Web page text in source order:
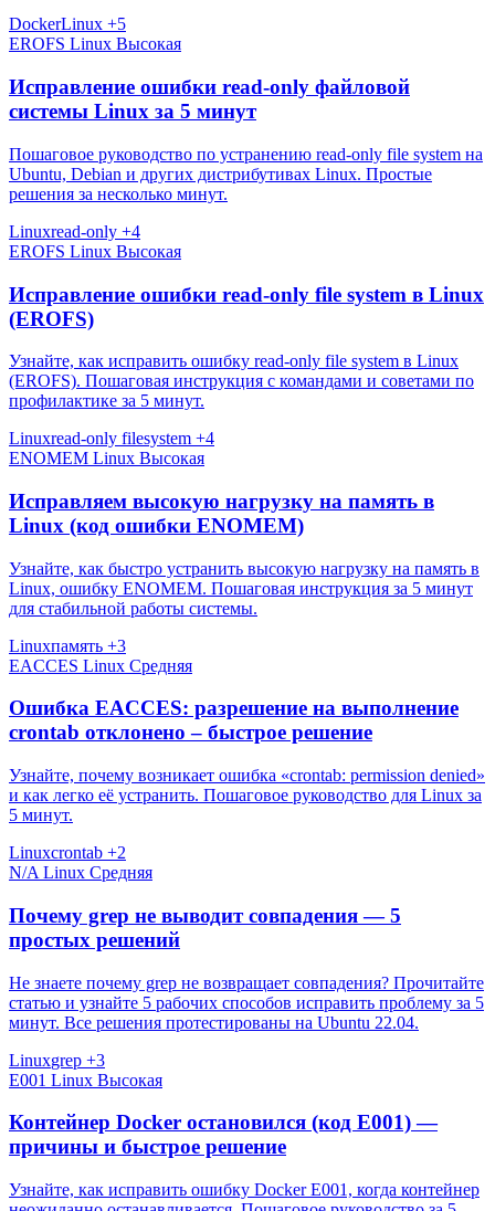
DockerLinux +5
EROFS Linux Высокая
Исправление ошибки read-only файловой
системы Linux за 5 минут
Пошаговое руководство по устранению read-only file system на
Ubuntu, Debian и других дистрибутивах Linux. Простые
решения за несколько минут.
Linuxread-only +4
EROFS Linux Высокая
Исправление ошибки read-only file system в Linux
(EROFS)
Узнайте, как исправить ошибку read-only file system в Linux
(EROFS). Пошаговая инструкция с командами и советами по
профилактике за 5 минут.
Linuxread-only filesystem +4
ENOMEM Linux Высокая
Исправляем высокую нагрузку на память в
Linux (код ошибки ENOMEM)
Узнайте, как быстро устранить высокую нагрузку на память в
Linux, ошибку ENOMEM. Пошаговая инструкция за 5 минут
для стабильной работы системы.
Linuxпамять +3
EACCES Linux Средняя
Ошибка EACCES: разрешение на выполнение
crontab отклонено – быстрое решение
Узнайте, почему возникает ошибка «crontab: permission denied»
и как легко её устранить. Пошаговое руководство для Linux за
5 минут.
Linuxcrontab +2
N/A Linux Средняя
Почему grep не выводит совпадения — 5
простых решений
Не знаете почему grep не возвращает совпадения? Прочитайте
статью и узнайте 5 рабочих способов исправить проблему за 5
минут. Все решения протестированы на Ubuntu 22.04.
Linuxgrep +3
E001 Linux Высокая
Контейнер Docker остановился (код E001) —
причины и быстрое решение
Узнайте, как исправить ошибку Docker E001, когда контейнер